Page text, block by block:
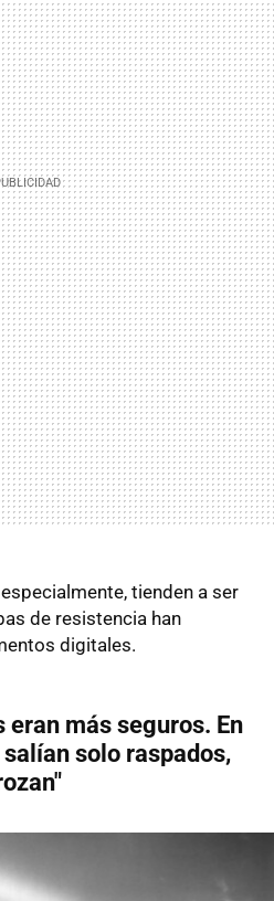
tienden a ser
de resistencia han
digitales.
eran más seguros. En
solo raspados,